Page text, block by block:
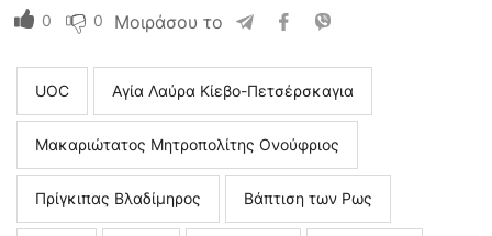
0 0 Μοιράσου το
UOC Αγία Λαύρα Κίεβο-Πετσέρσκαγια
Μακαριώτατος Μητροπολίτης Ονούφριος
Πρίγκιπας Βλαδίμηρος Βάπτιση των Ρως